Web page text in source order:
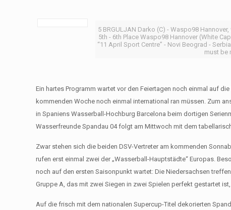
5 BRGULJAN Darko (C) - Waspo98
5th - 6th Place Waspo98 Hannover (White
“11 April Sport Centre” - Novi Beograd -
must be
Ein hartes Programm wartet vor den Feiertagen noch einmal auf
kommenden Woche noch einmal international ran müssen. Zum
in Spaniens Wasserball-Hochburg Barcelona beim dortigen
Wasserfreunde Spandau 04 folgt am Mittwoch mit dem
Zwar stehen sich die beiden DSV-Vertreter am kommenden
rufen erst einmal zwei der „Wasserball-Hauptstädte“ Europas.
noch auf den ersten Saisonpunkt wartet: Die Niedersachsen
Gruppe A, das mit zwei Siegen in zwei Spielen perfekt gestartet
Auf die frisch mit dem nationalen Supercup-Titel dekorierten